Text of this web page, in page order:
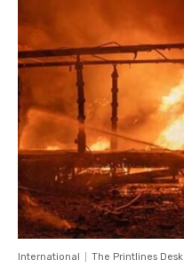
International The Printlines Desk